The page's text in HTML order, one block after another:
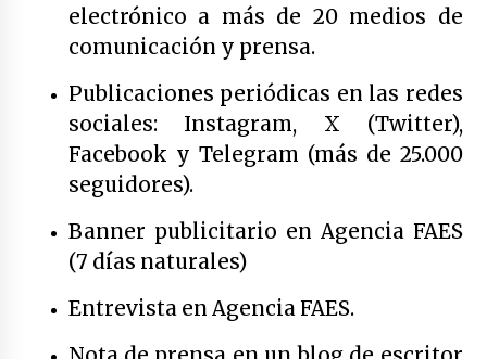
electrónico a más de 20 medios de
comunicación y prensa.
Publicaciones periódicas en las redes
sociales: Instagram, X (Twitter),
Facebook y Telegram (más de 25.000
seguidores).
Banner publicitario en Agencia FAES
(7 días naturales)
Entrevista en Agencia FAES.